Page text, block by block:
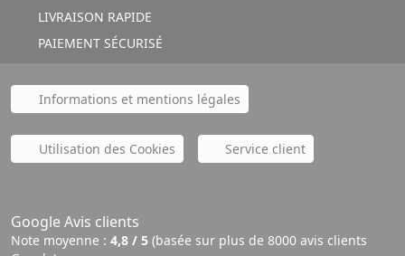
LIVRAISON RAPIDE
PAIEMENT SÉCURISÉ
Informations et mentions légales
Utilisation des Cookies Service client
Google Avis clients
Note moyenne : 4,8 / 5 (basée sur plus de 8000 avis clients